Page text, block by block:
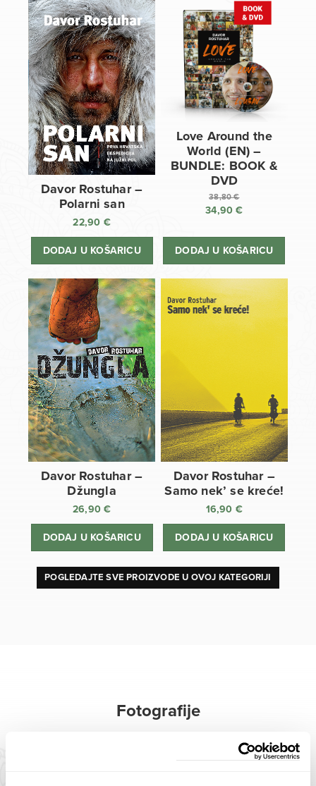
Davor Rostuhar –
Polarni san
22,90 €
DODAJ U KOŠARICU
Love Around the
World (EN) –
BUNDLE: BOOK &
DVD
38,80€
Izvorna
bila
34,90€
cijena
DODAJ U KOŠARICU
Davor Rostuhar –
Džungla
26,90€
DODAJ U KOŠARICU
Davor Rostuhar –
Samo nek’ se kreće!
16,90 €
DODAJ U KOŠARICU
POGLEDAJTE SVE PROIZVODE U OVOJ KATEGORIJI
Fotografije